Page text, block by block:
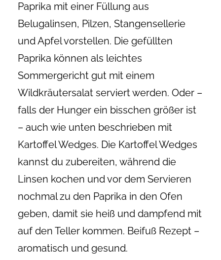
Paprika mit einer Füllung aus
Belugalinsen, Pilzen, Stangensellerie
und Apfel vorstellen. Die gefüllten
Paprika können als leichtes
Sommergericht gut mit einem
Wildkräutersalat serviert werden. Oder –
falls der Hunger ein bisschen größer ist
– auch wie unten beschrieben mit
Kartoffel Wedges. Die Kartoffel Wedges
kannst du zubereiten, während die
Linsen kochen und vor dem Servieren
nochmal zu den Paprika in den Ofen
geben, damit sie heiß und dampfend mit
auf den Teller kommen. Beifuß Rezept –
aromatisch und gesund.